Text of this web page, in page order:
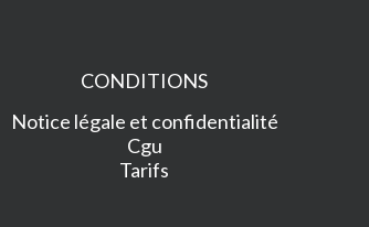
CONDITIONS
Notice légale et confidentialité
Cgu
Tarifs